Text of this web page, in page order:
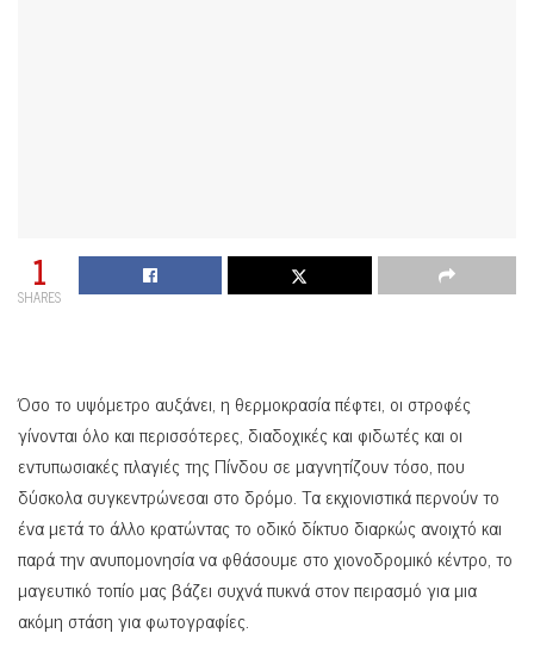
1
SHARES
Όσο το υψόμετρο αυξάνει, η θερμοκρασία πέφτει, οι στροφές
γίνονται όλο και περισσότερες, διαδοχικές και φιδωτές και οι
εντυπωσιακές πλαγιές της Πίνδου σε μαγνητίζουν τόσο, που
δύσκολα συγκεντρώνεσαι στο δρόμο. Τα εκχιονιστικά περνούν το
ένα μετά το άλλο κρατώντας το οδικό δίκτυο διαρκώς ανοιχτό και
παρά την ανυπομονησία να φθάσουμε στο χιονοδρομικό κέντρο, το
μαγευτικό τοπίο μας βάζει συχνά πυκνά στον πειρασμό για μια
ακόμη στάση για φωτογραφίες.